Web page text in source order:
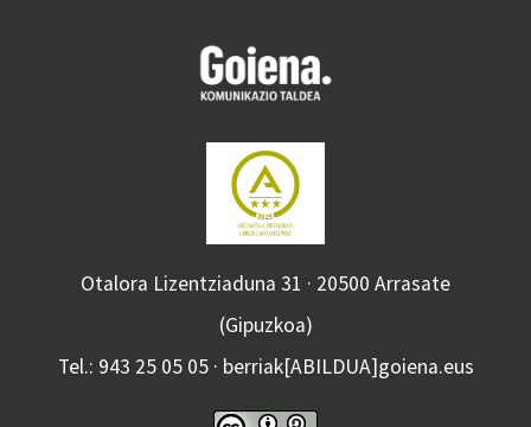
Otalora Lizentziaduna 31 · 20500 Arrasate
(Gipuzkoa)
Tel.: 943 25 05 05 · berriak[ABILDUA]goiena.eus